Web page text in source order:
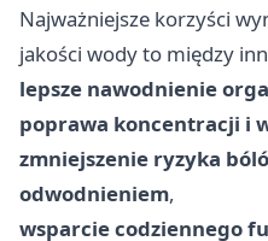
Najważniejsze korzyści
jakości wody to między
lepsze nawodnienie
poprawa koncentracji i
zmniejszenie ryzyka
odwodnieniem,
wsparcie codziennego